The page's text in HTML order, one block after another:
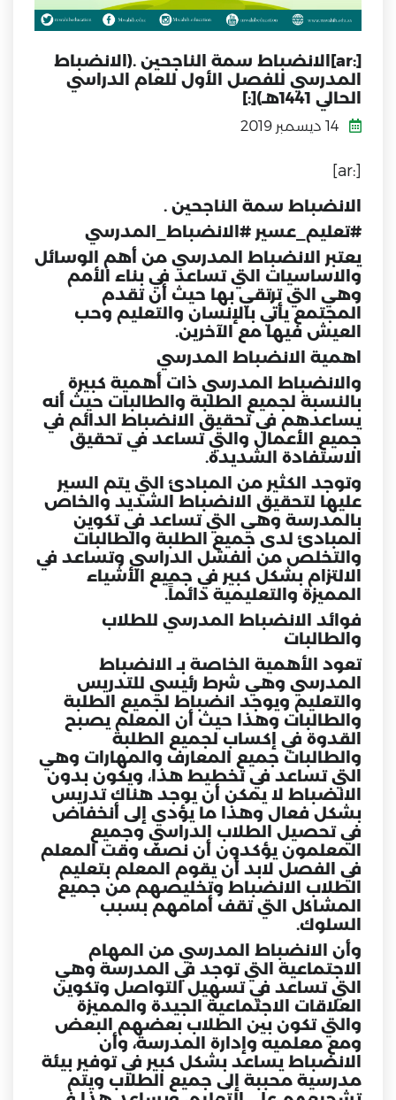
[:ar]الانضباط سمة الناجحين .(الانضباط
المدرسي للفصل الأول للعام الدراسي
الحالي 1441هـ)[:]
[:ar]
الانضباط سمة الناجحين .
#تعليم_عسير #الانضباط_المدرسي
يعتبر الانضباط المدرسي من أهم الوسائل
والاساسيات التي تساعد في بناء الأمم
وهي التي ترتقي بها حيث أن تقدم
المجتمع يأتي بالإنسان والتعليم وحب
العيش فيها مع الآخرين.
اهمية الانضباط المدرسي
والانضباط المدرسي ذات أهمية كبيرة
بالنسبة لجميع الطلبة والطالبات حيث أنه
يساعدهم في تحقيق الانضباط الدائم في
جميع الأعمال والتي تساعد في تحقيق
الاستفادة الشديدة.
وتوجد الكثير من المبادئ التي يتم السير
عليها لتحقيق الانضباط الشديد والخاص
بالمدرسة وهي التي تساعد في تكوين
المبادئ لدى جميع الطلبة والطالبات
والتخلص من الفشل الدراسي وتساعد في
الالتزام بشكل كبير في جميع الأشياء
المميزة والتعليمية دائماً.
فوائد الانضباط المدرسي للطلاب
والطالبات
تعود الأهمية الخاصة بـ الانضباط
المدرسي وهي شرط رئيسي للتدريس
و التعليم ويوجد انضباط لجميع الطلبة
والطالبات وهذا حيث أن المعلم يصبح
القدوة في إكساب لجميع الطلبة
والطالبات جميع المعارف والمهارات وهي
التي تساعد في تخطيط هذا، ويكون بدون
الانضباط لا يمكن أن يوجد هناك تدريس
بشكل فعال وهذا ما يؤدي إلى أنخفاض
في تحصيل الطلاب الدراسي وجميع
المعلمون يؤكدون أن نصف وقت المعلم
في الفصل لابد أن يقوم المعلم بتعليم
الطلاب الانضباط وتخليصهم من جميع
المشاكل التي تقف أمامهم بسبب
السلوك.
وأن الانضباط المدرسي من المهام
الاجتماعية التي توجد في المدرسة وهي
التي تساعد في تسهيل التواصل وتكوين
العلاقات الاجتماعية الجيدة والمميزة
والتي تكون بين الطلاب بعضهم البعض
ومع معلميه وإدارة المدرسة، وأن
الانضباط يساعد بشكل كبير في توفير بيئة
مدرسية محببة إلى جميع الطلاب ويتم